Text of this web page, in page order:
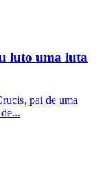
luto uma luta
pai de uma